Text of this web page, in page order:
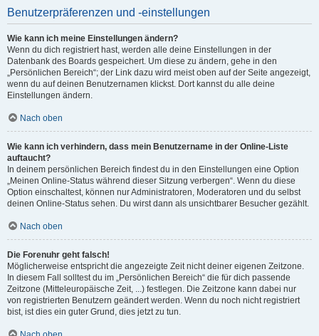
Benutzerpräferenzen und -einstellungen
Wie kann ich meine Einstellungen ändern?
Wenn du dich registriert hast, werden alle deine Einstellungen in der
Datenbank des Boards gespeichert. Um diese zu ändern, gehe in den
„Persönlichen Bereich“; der Link dazu wird meist oben auf der Seite angezeigt,
wenn du auf deinen Benutzernamen klickst. Dort kannst du alle deine
Einstellungen ändern.
Nach oben
Wie kann ich verhindern, dass mein Benutzername in der Online-Liste
auftaucht?
In deinem persönlichen Bereich findest du in den Einstellungen eine Option
„Meinen Online-Status während dieser Sitzung verbergen“. Wenn du diese
Option einschaltest, können nur Administratoren, Moderatoren und du selbst
deinen Online-Status sehen. Du wirst dann als unsichtbarer Besucher gezählt.
Nach oben
Die Forenuhr geht falsch!
Möglicherweise entspricht die angezeigte Zeit nicht deiner eigenen Zeitzone.
In diesem Fall solltest du im „Persönlichen Bereich“ die für dich passende
Zeitzone (Mitteleuropäische Zeit, ...) festlegen. Die Zeitzone kann dabei nur
von registrierten Benutzern geändert werden. Wenn du noch nicht registriert
bist, ist dies ein guter Grund, dies jetzt zu tun.